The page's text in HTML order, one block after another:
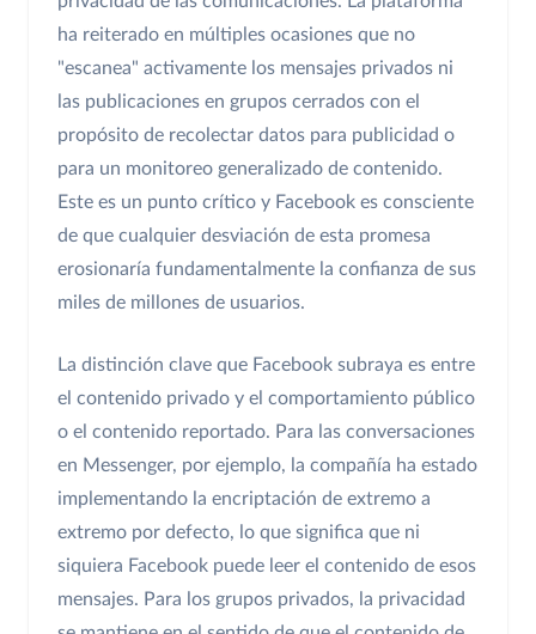
ha reiterado en múltiples ocasiones que no
"escanea" activamente los mensajes privados ni
las publicaciones en grupos cerrados con el
propósito de recolectar datos para publicidad o
para un monitoreo generalizado de contenido.
Este es un punto crítico y Facebook es consciente
de que cualquier desviación de esta promesa
erosionaría fundamentalmente la confianza de sus
miles de millones de usuarios.
La distinción clave que Facebook subraya es entre
el contenido privado y el comportamiento público
o el contenido reportado. Para las conversaciones
en Messenger, por ejemplo, la compañía ha estado
implementando la encriptación de extremo a
extremo por defecto, lo que significa que ni
siquiera Facebook puede leer el contenido de esos
mensajes. Para los grupos privados, la privacidad